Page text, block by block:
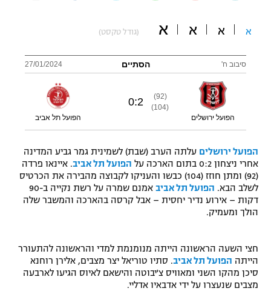
תקנון משתתפים וזוכים בפרסים
תקנון עבור פעילות אלקטרה
תקנון עבור פעילות ספורט 1 – "מרלן"
טניס
גיימינג E-Sports
מדיניות פרטיות
תקנון פעילות ספורט 1
רשיון להקרנה פומבית לבית עסק
הצטרפות לחבילת הערוצים
פוטבול אמריקאי NFL
בייסבול MLB
ספורט אתגרי ואקסטרים
אומנויות לחימה
גיימינג E-Sports
א א א א (גודל טקסט)
סיבוב ח' הסתיים 27/01/2024
הפועל ירושלים
(92)
(104)
2
:
0
הפועל תל אביב
הפועל ירושלים עלתה הערב (שבת) לשמינית גמר גביע המדינה
אחרי ניצחון 0:2 בתום הארכה על
הפועל תל אביב. איינאו פרדה
(92) ומתן חוזז (104) כבשו והעניקו לקבוצה מהבירה את הכרטיס
לשלב הבא. הפועל תל אביב
אמנם שמרה על רשת נקייה ב-90
דקות – אירוע נדיר יחסית – אבל קרסה בהארכה והמשבר שלה
הולך ומעמיק.
חצי השעה הראשונה הייתה מנומנמת למדי והראשונה להתעורר
הייתה הפועל תל אביב. סתיו טוריאל יצר מצבים, אלירן רוחנא
סיכן מהקו השני ומאוויס צ'יבוטה והישאם לאיוס הגיעו לארבעה
מצבים שנעצרו על ידי אדבאיו אדליי.